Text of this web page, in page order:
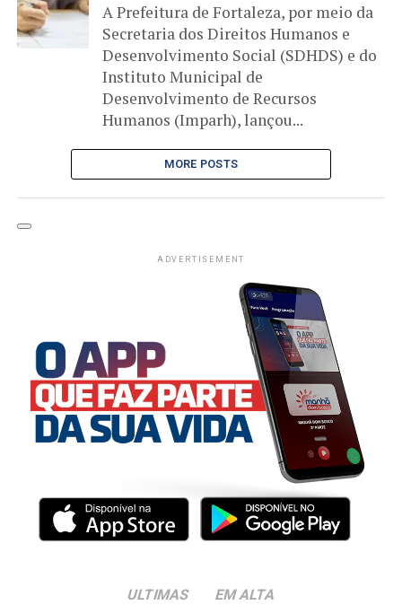
A Prefeitura de Fortaleza, por meio da
Secretaria dos Direitos Humanos e
Desenvolvimento Social (SDHDS) e do
Instituto Municipal de
Desenvolvimento de Recursos
Humanos (Imparh), lançou...
MORE POSTS
ADVERTISEMENT
ULTIMAS EM ALTA